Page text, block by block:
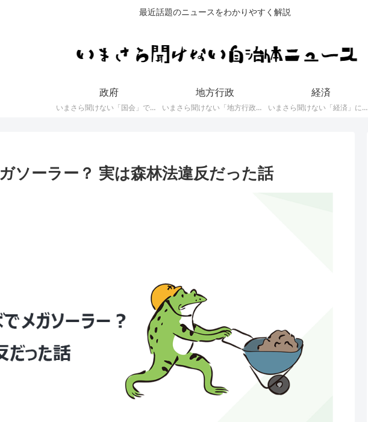
最近話題のニュースをわかりやすく解説
政府
いまさら聞けない「国会」で審議している内容や「国会議員」に関するニュース
地方行政
いまさら聞けない「地方行政」や「地方自治体」に関するニュース
経済
いまさら聞けない「経済」に関するニュース
ソーラー？ 実は森林法違反だった話